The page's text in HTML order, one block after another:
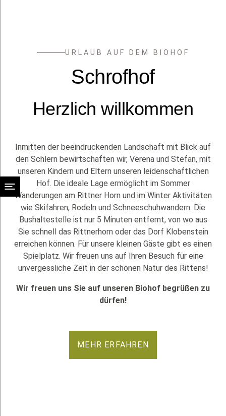
URLAUB AUF DEM BIOHOF
Schrofhof
Herzlich willkommen
Inmitten der beeindruckenden Landschaft mit Blick auf
den Schlern bewirtschaften wir, Verena und Stefan, mit
unseren Kindern und Eltern unseren leidenschaftlichen
Hof. Die ideale Lage ermöglicht im Sommer
Wanderungen am Rittner Horn und im Winter Aktivitäten
wie Skifahren, Rodeln und Schneeschuhwandern. Die
Bushaltestelle ist nur 5 Minuten entfernt, von wo aus
Sie schnell das Rittnerhorn oder das Dorf Klobenstein
erreichen können. Für unsere kleinen Gäste gibt es einen
Spielplatz. Wir freuen uns auf Ihren Besuch für eine
unvergessliche Zeit in der schönen Natur des Rittens!
Wir freuen uns Sie auf unseren Biohof begrüßen zu
dürfen!
MEHR ERFAHREN